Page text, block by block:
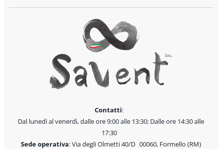
Contatti:
Dal lunedì al venerdì, dalle ore 9:00 alle 13:30; Dalle ore 14:30 alle
17:30
Sede operativa: Via degli Olmetti 40/D 00060, Formello (RM)